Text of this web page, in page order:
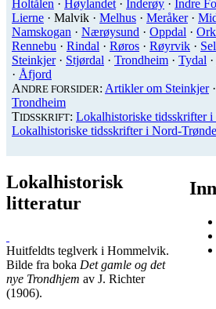
Holtålen · Høylandet · Inderøy · Indre
Lierne · Malvik · Melhus · Meråker·
Namskogan · Nærøysund · Oppdal ·
Rennebu · Rindal · Røros · Røyrvik ·
Steinkjer· Stjørdal · Trondheim · Tydal ·
· Åfjord
ANDRE FORSIDER: Artikler om Steinkjer·
Trondheim
TIDSSKRIFT: Lokalhistoriske tidsskrifter i
Lokalhistoriske tidsskrifter i Nord-
Lokalhistorisk
litteratur
Huitfeldts teglverk i Hommelvik.
Bilde fra boka Det gamle og det
nye Trondhjem av J. Richter
(1906).